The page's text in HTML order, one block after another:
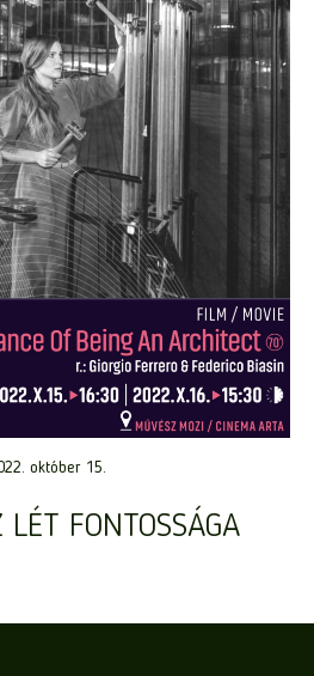
október 15.
FONTOSSÁGA